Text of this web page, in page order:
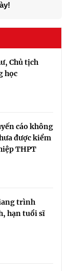
Chủ tịch
học
cáo không
được kiểm
THPT
trình
hạn tuổi sĩ